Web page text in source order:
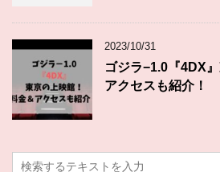
2023/10/31
ゴジラ−1.0『4DX
アクセスも紹介！